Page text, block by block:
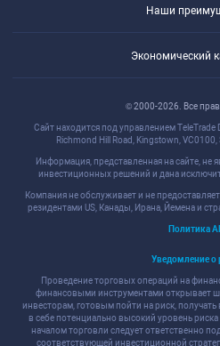
Наши
Экономический
© 2000-2026. Все
Сайт находится под управлением TeleTrade
Richmond Hill Road, Kingstown, VC0100,
Информация, представленная на сайте, не
инвестиционных решений и дана
Компания не обслуживает и не
резидентами US, Канады, Ирана, Йемена и
Политика
Уведомление о
Проведение торговых операций на
финансовыми инструментами открывает
инвесторам, готовым пойти на риск,
в себе потенциально высокий уровень
началом торговли следует ответственно
соответствующей инвестиционной